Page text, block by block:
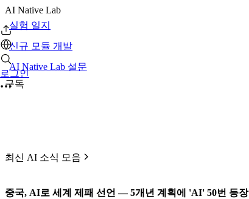
로그인
AI Native Lab
실험 일지
신규 모듈 개발
AI Native Lab 설문
구독
최신 AI 소식 모음
중국, AI로 세계 제패 선언 — 5개년 계획에 'AI' 50번 등장